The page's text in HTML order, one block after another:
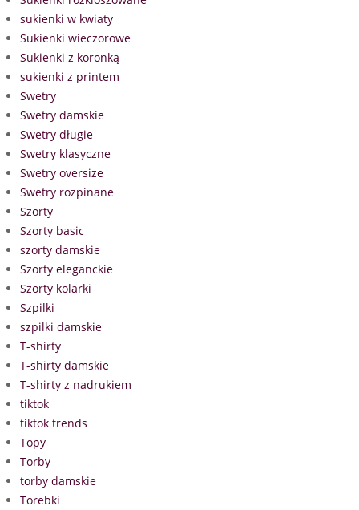
sukienki w kwiaty
Sukienki wieczorowe
Sukienki z koronką
sukienki z printem
Swetry
Swetry damskie
Swetry długie
Swetry klasyczne
Swetry oversize
Swetry rozpinane
Szorty
Szorty basic
szorty damskie
Szorty eleganckie
Szorty kolarki
Szpilki
szpilki damskie
T-shirty
T-shirty damskie
T-shirty z nadrukiem
tiktok
tiktok trends
Topy
Torby
torby damskie
Torebki